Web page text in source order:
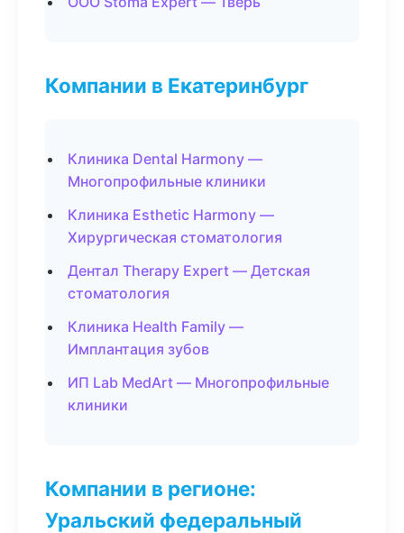
Компании в Екатеринбург
Клиника Dental Harmony —
Многопрофильные клиники
Клиника Esthetic Harmony —
Хирургическая стоматология
Дентал Therapy Expert — Детская
стоматология
Клиника Health Family —
Имплантация зубов
ИП Lab MedArt — Многопрофильные
клиники
Компании в регионе:
Уральский федеральный